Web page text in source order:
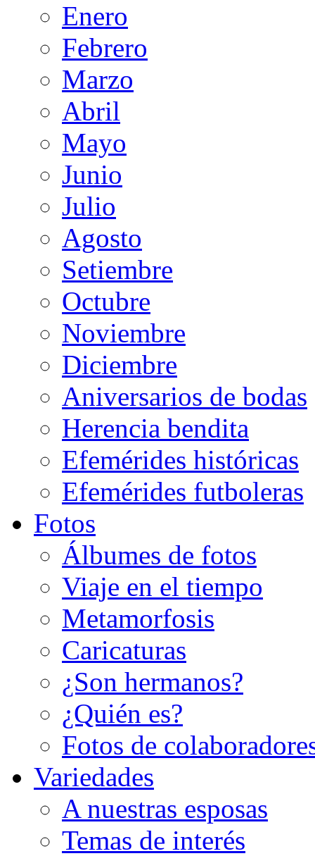
Enero
Febrero
Marzo
Abril
Mayo
Junio
Julio
Agosto
Setiembre
Octubre
Noviembre
Diciembre
Aniversarios de bodas
Herencia bendita
Efemérides históricas
Efemérides futboleras
Fotos
Álbumes de fotos
Viaje en el tiempo
Metamorfosis
Caricaturas
¿Son hermanos?
¿Quién es?
Fotos de
Variedades
A nuestras esposas
Temas de interés